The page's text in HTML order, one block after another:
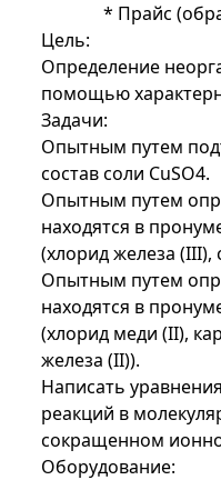
* Прайс
Цель:
Определение
помощью
Задачи:
Опытным путем
состав соли CuSO4.
Опытным путем
находятся в
(хлорид железа (III),
Опытным путем
находятся в
(хлорид меди (II),
железа (II)).
Написать
реакций в
сокращенном
Оборудование: